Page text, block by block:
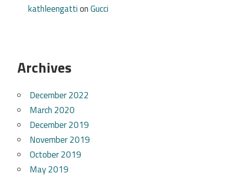
kathleengattionGucci
Archives
December 2022
March 2020
December 2019
November 2019
October 2019
May 2019